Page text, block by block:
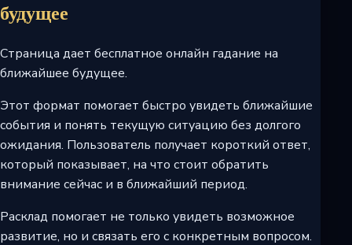
будущее
Страница дает бесплатное онлайн гадание на
ближайшее будущее.
Этот формат помогает быстро увидеть ближайшие
события и понять текущую ситуацию без долгого
ожидания. Пользователь получает короткий ответ,
который показывает, на что стоит обратить
внимание сейчас и в ближайший период.
Расклад помогает не только увидеть возможное
развитие, но и связать его с конкретным вопросом.